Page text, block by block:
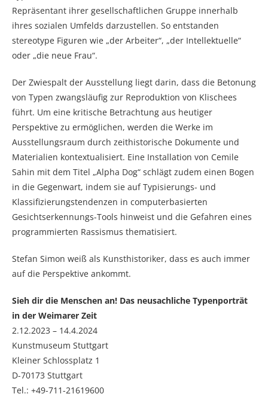
Repräsentant ihrer gesellschaftlichen Gruppe innerhalb
ihres sozialen Umfelds darzustellen. So entstanden
stereotype Figuren wie „der Arbeiter“, „der Intellektuelle“
oder „die neue Frau“.
Der Zwiespalt der Ausstellung liegt darin, dass die Betonung
von Typen zwangsläufig zur Reproduktion von Klischees
führt. Um eine kritische Betrachtung aus heutiger
Perspektive zu ermöglichen, werden die Werke im
Ausstellungsraum durch zeithistorische Dokumente und
Materialien kontextualisiert. Eine Installation von Cemile
Sahin mit dem Titel „Alpha Dog“ schlägt zudem einen Bogen
in die Gegenwart, indem sie auf Typisierungs- und
Klassifizierungstendenzen in computerbasierten
Gesichtserkennungs-Tools hinweist und die Gefahren eines
programmierten Rassismus thematisiert.
Stefan Simon weiß als Kunsthistoriker, dass es auch immer
auf die Perspektive ankommt.
Sieh dir die Menschen an! Das neusachliche Typenporträt
in der Weimarer Zeit
2.12.2023 – 14.4.2024
Kunstmuseum Stuttgart
Kleiner Schlossplatz 1
D-70173 Stuttgart
Tel.: +49-711-21619600